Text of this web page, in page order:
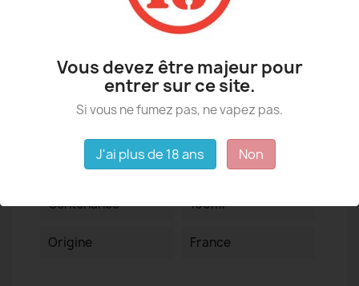
Détails du produit
Marque Fighter Fuel
Fiche technique
PG/VG
30/70
Contenance 100ml
Origine France
Vous devez être majeur pour
entrer sur ce site.
Si vous ne fumez pas, ne vapez pas.
J'ai plus de 18 ans Non